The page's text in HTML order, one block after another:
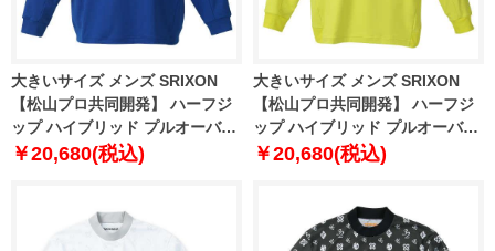
大きいサイズ メンズ SRIXON
【松山プロ共同開発】 ハーフジ
ップ ハイブリッド プルオーバー
ブルー 1278-3311-1 3L 4L 5L
￥20,680(税込)
大きいサイズ メンズ SRIXON
【松山プロ共同開発】 ハーフジ
ップ ハイブリッド プルオーバー
イエロー 1278-3311-2 3L 4L 5L
￥20,680(税込)